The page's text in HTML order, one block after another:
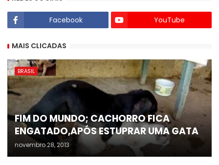
Facebook YouTube
MAIS CLICADAS
BRASIL
FIM DO MUNDO; CACHORRO FICA
ENGATADO,APÓS ESTUPRAR UMA GATA
novembro 28, 2013